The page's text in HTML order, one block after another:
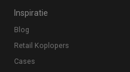
Inspiratie
Blog
Retail Koplopers
Cases